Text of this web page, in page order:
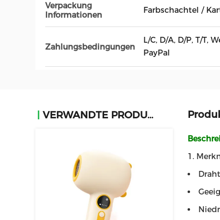
Verpackung
Informationen
Farbschachtel /
Zahlungsbedingungen
L/C, D/A, D/P, T/T,
PayPal
VERWANDTE PRODUKTE
1.